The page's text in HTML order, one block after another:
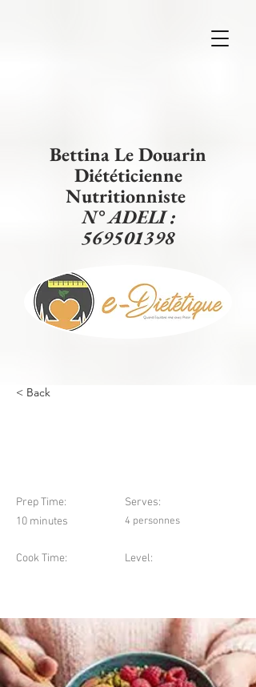
Bettina Le Douarin
Diététicienne
Nutritionniste
N° ADELI :
569501398
< Back
Prep Time:
10 minutes
Cook Time:
Serves:
4 personnes
Level: